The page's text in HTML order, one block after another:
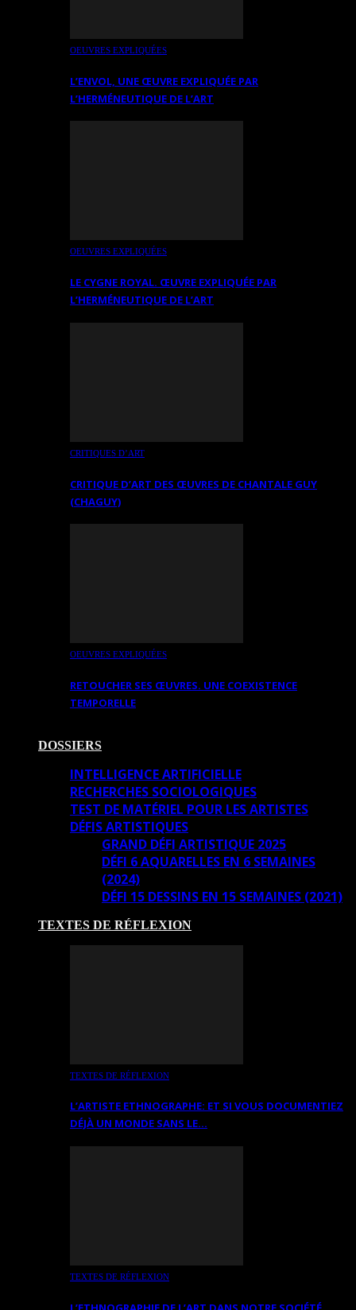
OEUVRES EXPLIQUÉES
L’ENVOL, UNE ŒUVRE EXPLIQUÉE PAR
L’HERMÉNEUTIQUE DE L’ART
OEUVRES EXPLIQUÉES
LE CYGNE ROYAL. ŒUVRE EXPLIQUÉE PAR
L’HERMÉNEUTIQUE DE L’ART
CRITIQUES D’ART
CRITIQUE D’ART DES ŒUVRES DE CHANTALE GUY
(CHAGUY)
OEUVRES EXPLIQUÉES
RETOUCHER SES ŒUVRES. UNE COEXISTENCE
TEMPORELLE
DOSSIERS
INTELLIGENCE ARTIFICIELLE
RECHERCHES SOCIOLOGIQUES
TEST DE MATÉRIEL POUR LES ARTISTES
DÉFIS ARTISTIQUES
GRAND DÉFI ARTISTIQUE 2025
DÉFI 6 AQUARELLES EN 6 SEMAINES
(2024)
DÉFI 15 DESSINS EN 15 SEMAINES (2021)
TEXTES DE RÉFLEXION
TEXTES DE RÉFLEXION
L’ARTISTE ETHNOGRAPHE: ET SI VOUS DOCUMENTIEZ
DÉJÀ UN MONDE SANS LE…
TEXTES DE RÉFLEXION